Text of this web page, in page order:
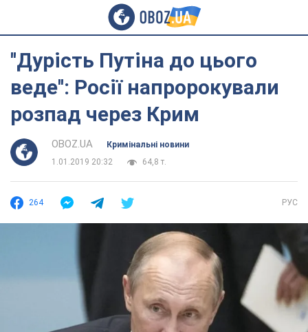
''Дурість Путіна до цього
веде'': Росії напророкували
розпад через Крим
OBOZ.UA
Кримінальні новини
1.01.2019 20:32
64,8 т.
264 РУС